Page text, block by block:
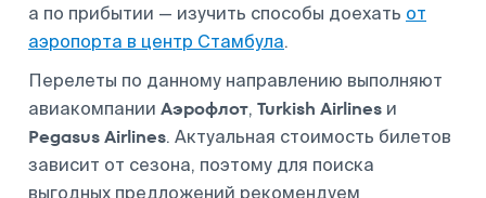
а по прибытии — изучить способы доехать от
аэропорта в центр Стамбула.
Перелеты по данному направлению выполняют
авиакомпании Аэрофлот, Turkish Airlines и
Pegasus Airlines. Актуальная стоимость билетов
зависит от сезона, поэтому для поиска
выгодных предложений рекомендуем